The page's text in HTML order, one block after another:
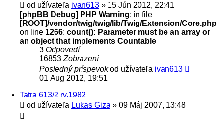
od užívateľa ivan613 » 15 Jún 2012, 22:41
[phpBB Debug] PHP Warning: in file
[ROOT]/vendor/twig/twig/lib/Twig/Extension/Core.php
on line 1266: count(): Parameter must be an array or
an object that implements Countable
3 Odpovedí
16853 Zobrazení
Posledný príspevokod užívateľa ivan613
01 Aug 2012, 19:51
Tatra 613/2 rv.1982
od užívateľa Lukas Giza » 09 Máj 2007, 13:48